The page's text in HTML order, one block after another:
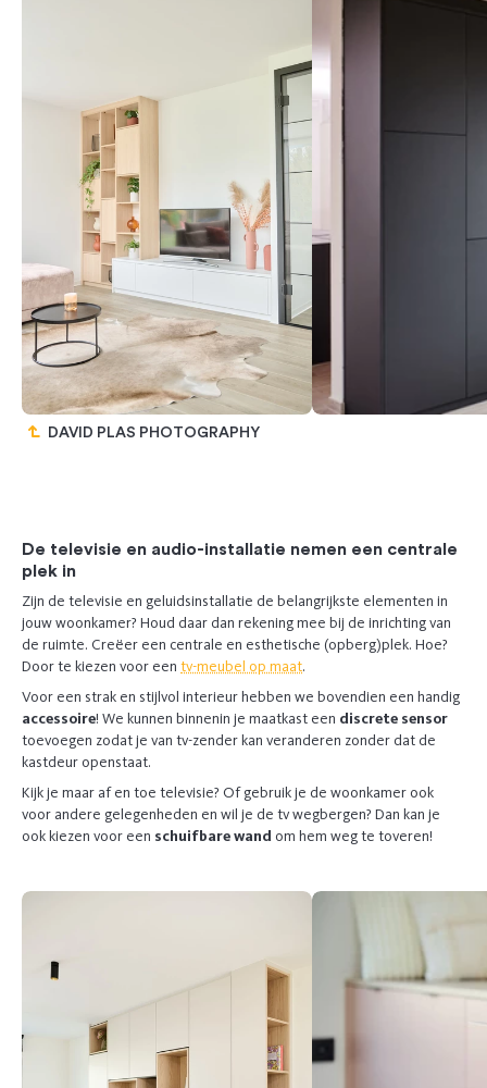
DAVID PLAS PHOTOGRAPHY
De televisie en audio-installatie nemen een centrale
plek in
Zijn de televisie en geluidsinstallatie de belangrijkste elementen in
jouw woonkamer? Houd daar dan rekening mee bij de inrichting van
de ruimte. Creëer een centrale en esthetische (opberg)plek. Hoe?
Door te kiezen voor een tv-meubel op maat.
Voor een strak en stijlvol interieur hebben we bovendien een handig
accessoire! We kunnen binnenin je maatkast een discrete sensor
toevoegen zodat je van tv-zender kan veranderen zonder dat de
kastdeur openstaat.
Kijk je maar af en toe televisie? Of gebruik je de woonkamer ook
voor andere gelegenheden en wil je de tv wegbergen? Dan kan je
ook kiezen voor een schuifbare wand om hem weg te toveren!